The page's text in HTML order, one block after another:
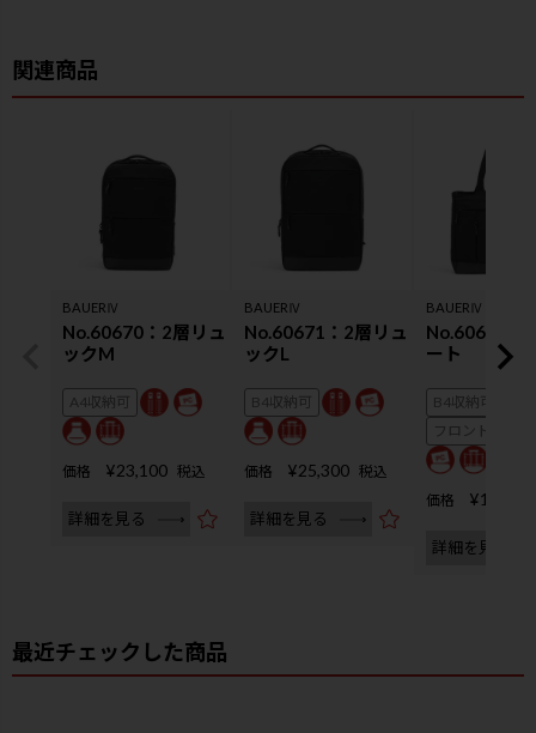
BAUERⅣ
No.60670：2層リュ
ックM
A4収納可
価格 ¥23,100 税込
詳細を見る
BAUERⅣ
No.60671：2層リュ
ックL
B4収納可
価格 ¥25,300 税込
詳細を見る
BAUERⅣ
No.60672：
ート
B4収納可
フロントにA4
価格 ¥19,800
詳細を見る
最近チェックした商品